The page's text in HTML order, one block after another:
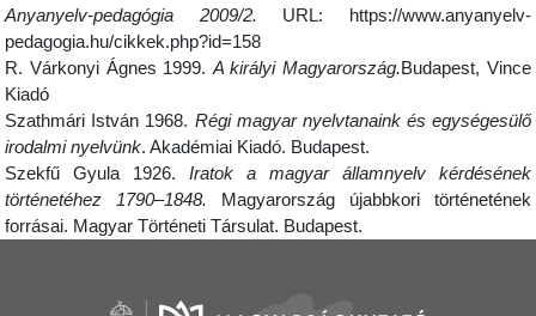
Anyanyelv-pedagógia 2009/2. URL: https://www.anyanyelv-
pedagogia.hu/cikkek.php?id=158
R. Várkonyi Ágnes 1999. A királyi Magyarország.Budapest, Vince
Kiadó
Szathmári István 1968. Régi magyar nyelvtanaink és egységesülő
irodalmi nyelvünk. Akadémiai Kiadó. Budapest.
Szekfű Gyula 1926.Iratok a magyar államnyelv kérdésének
történetéhez 1790–1848.
Magyarország újabbkori történetének
forrásai. Magyar Történeti Társulat. Budapest.